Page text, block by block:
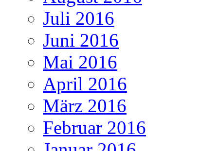
Juli 2016
Juni 2016
Mai 2016
April 2016
März 2016
Februar 2016